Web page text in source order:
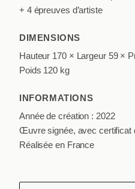
+ 4 épreuves d’artiste
DIMENSIONS
Hauteur 170 × Largeur 59 ×
Poids 120 kg
INFORMATIONS
Année de création : 2022
Œuvre signée, avec certificat
Réalisée en France